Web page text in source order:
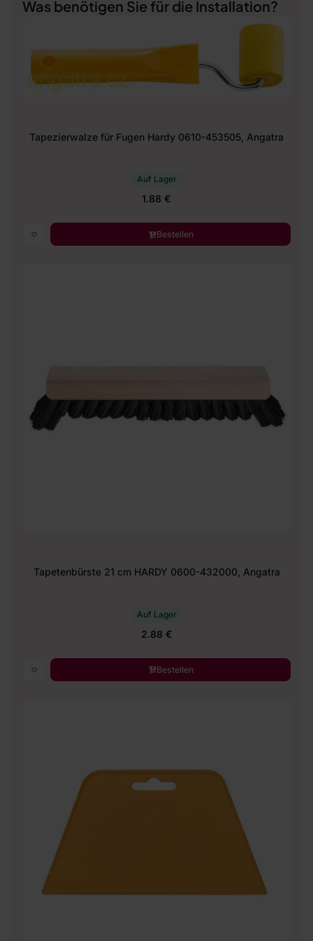
Was benötigen Sie für die Installation?
Tapezierwalze für Fugen Hardy 0610-453505, Angatra
Auf Lager
1.88 €
Bestellen
Tapetenbürste 21 cm HARDY 0600-432000, Angatra
Auf Lager
2.88 €
Bestellen